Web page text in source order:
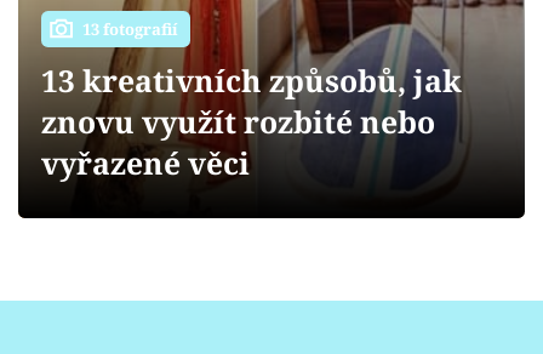
Přihlášení
Sledujte nás
13 fotografií
13 kreativních způsobů, jak
znovu využít rozbité nebo
vyřazené věci